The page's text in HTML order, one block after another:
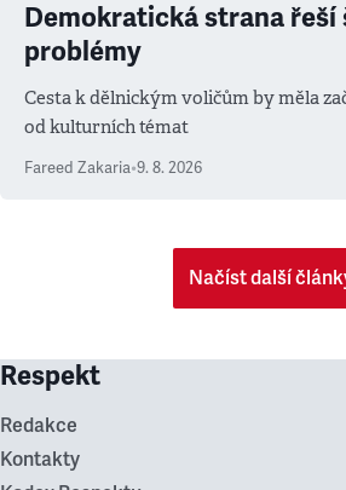
Demokratická strana řeší
problémy
Cesta k dělnickým voličům by měla
od kulturních témat
Fareed Zakaria•9. 8. 2026
Načíst další
Respekt
Redakce
Kontakty